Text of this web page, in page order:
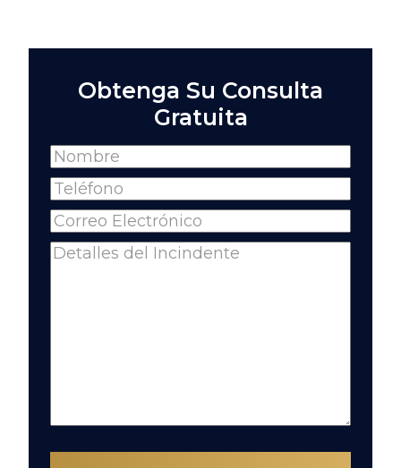
Obtenga Su Consulta
Gratuita
Name(Required)
Full
Name
Phone(Required)
Email(Required)
Comments(Required)